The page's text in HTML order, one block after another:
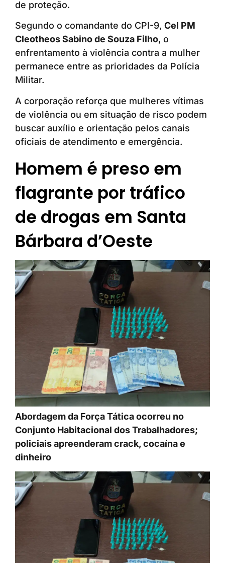
de proteção.
Segundo o comandante do CPI-9, Cel PM
Cleotheos Sabino de Souza Filho, o
enfrentamento à violência contra a mulher
permanece entre as prioridades da Polícia
Militar.
A corporação reforça que mulheres vítimas
de violência ou em situação de risco podem
buscar auxílio e orientação pelos canais
oficiais de atendimento e emergência.
Homem é preso em
flagrante por tráfico
de drogas em Santa
Bárbara d’Oeste
Abordagem da Força Tática ocorreu no
Conjunto Habitacional dos Trabalhadores;
policiais apreenderam crack, cocaína e
dinheiro